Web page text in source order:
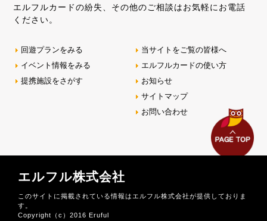
エルフルカードの紛失、その他のご相談はお気軽にお電話
ください。
回遊プランをみる
イベント情報をみる
提携施設をさがす
当サイトをご覧の皆様へ
エルフルカードの使い方
お知らせ
サイトマップ
お問い合わせ
エルフル株式会社
このサイトに掲載されている情報はエルフル株式会社が提供しておりま
す。
Copyright（c）2016 Eruful